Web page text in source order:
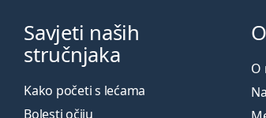
Savjeti naših
stručnjaka
Kako početi s lećama
Bolesti očiju
O